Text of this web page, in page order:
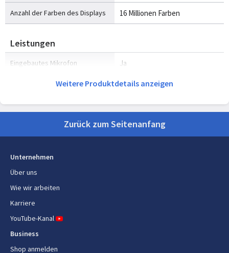
Anzahl der Farben des Displays 16 Millionen Farben
Leistungen
Eingebautes Mikrofon Ja
Eingebaute Lautsprecher Ja
Installiertes Betriebssystem Wear OS
2000 MB
Sturzerkennung
Netzwerk
Mobile Netzwerkverbindung
Weitere Produktdetails anzeigen
Zurück zum Seitenanfang
Unternehmen
Über uns
Wie wir arbeiten
Karriere
YouTube-Kanal
Business
Shop anmelden